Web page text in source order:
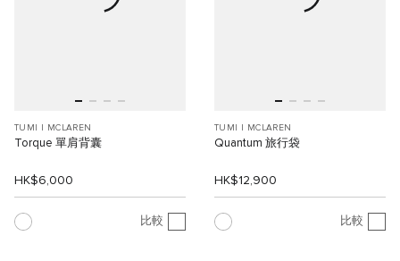
TUMI I MCLAREN
Torque 單肩背囊
HK$6,000
比較
TUMI I MCLAREN
Quantum 旅行袋
HK$12,900
比較